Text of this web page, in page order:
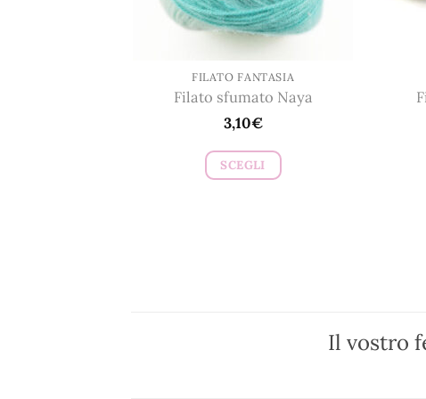
nella
pagina
del
prodotto
FILATO FANTASIA
Filato sfumato Naya
3,10€
SCEGLI
Il vostro